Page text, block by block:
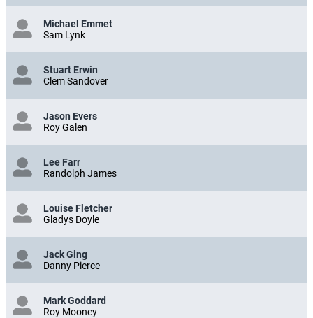
Michael Emmet
Sam Lynk
Stuart Erwin
Clem Sandover
Jason Evers
Roy Galen
Lee Farr
Randolph James
Louise Fletcher
Gladys Doyle
Jack Ging
Danny Pierce
Mark Goddard
Roy Mooney